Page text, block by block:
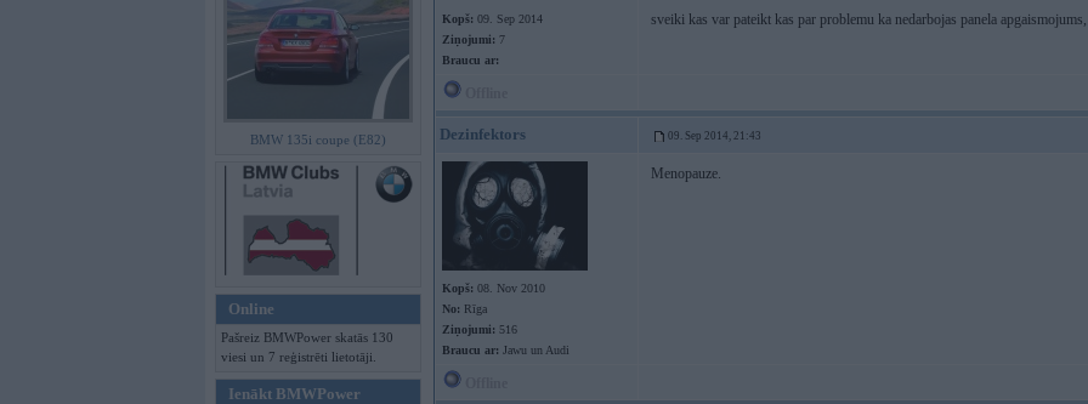
BMW 135i coupe (E82)
Online
Pašreiz BMWPower skatās 130
viesi un 7 reģistrēti lietotāji.
Ienākt BMWPower
Kopš: 09. Sep 2014
Ziņojumi: 7
Braucu ar:
sveiki kas var pateikt kas par problemu ka nedarbojas panela
Dezinfektors 09. Sep 2014, 21:43
Kopš: 08. Nov 2010
No: Rīga
Ziņojumi: 516
Braucu ar: Jawu un Audi
Menopauze.